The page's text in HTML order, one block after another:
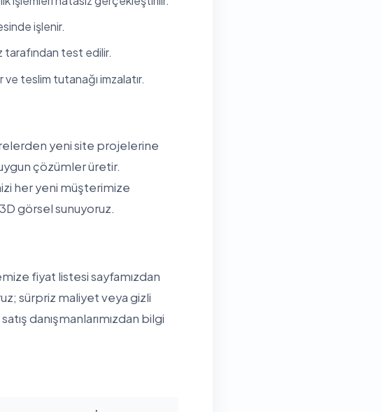
işlenir.
tarafından test edilir.
teslim tutanağı imzalatır.
yeni site projelerine
çözümler üretir.
her yeni müşterimize
görsel sunuyoruz.
fiyat listesi sayfamızdan
sürpriz maliyet veya gizli
danışmanlarımızdan bilgi